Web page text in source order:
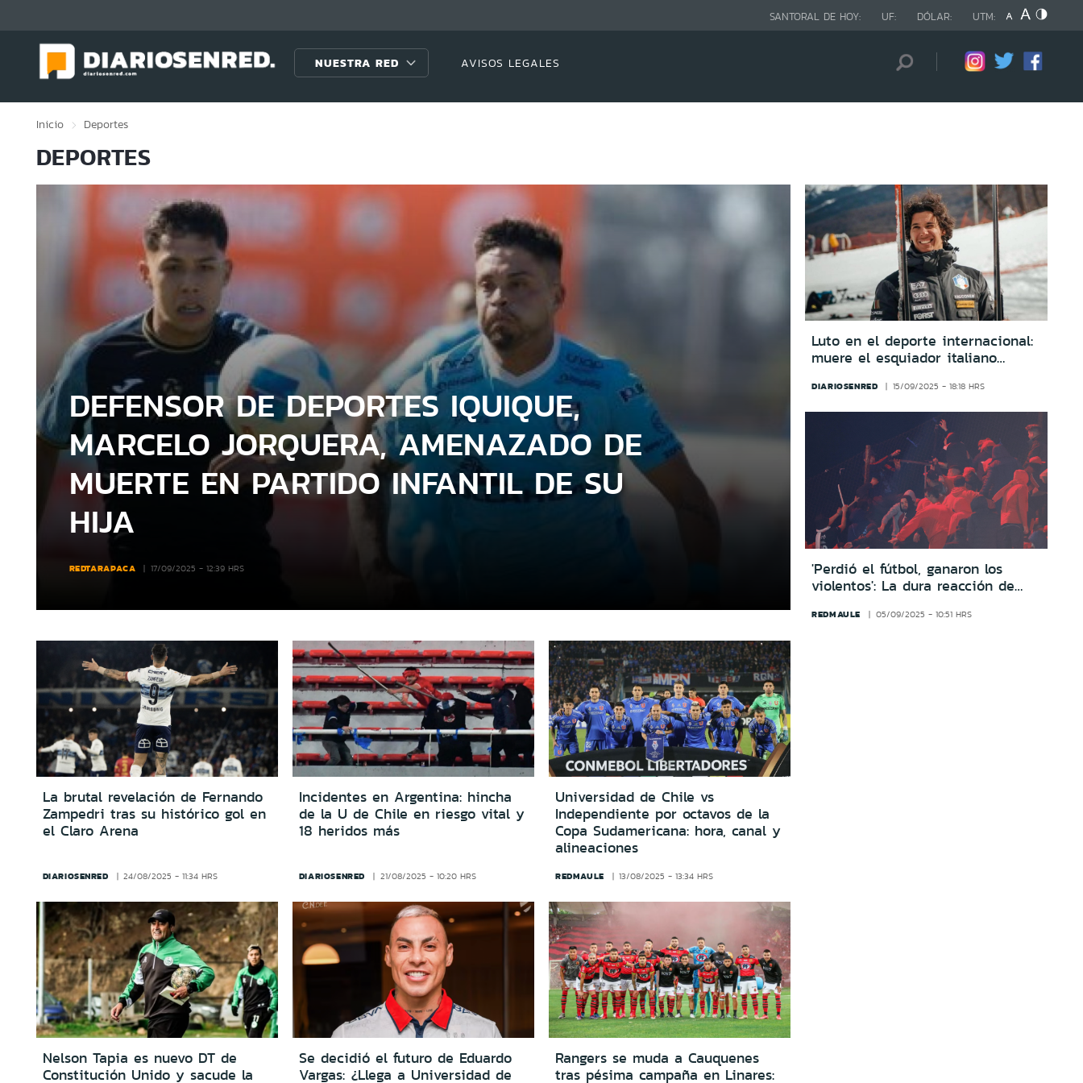
SANTORAL DE HOY: UF: DÓLAR: UTM:
NUESTRA RED AVISOS LEGALES
Inicio Deportes
DEPORTES
DEFENSOR DE DEPORTES IQUIQUE,
MARCELO JORQUERA, AMENAZADO DE
MUERTE EN PARTIDO INFANTIL DE SU
HIJA
REDTARAPACA 17/09/2025 - 12:39 HRS
Luto en el deporte internacional:
muere el esquiador italiano
La Parva
DIARIOSENRED 15/09/2025 - 18:18 HRS
'Perdió el fútbol, ganaron los
violentos': La dura reacción de
descalificado de la Sudamericana
REDMAULE 05/09/2025 - 10:51 HRS
La brutal revelación de Fernando
Zampedri tras su histórico gol en
el Claro Arena
DIARIOSENRED 24/08/2025 - 11:34 HRS
Incidentes en Argentina: hincha
de la U de Chile en riesgo vital y
18 heridos más
DIARIOSENRED 21/08/2025 - 10:20 HRS
Universidad de Chile vs
Independiente por octavos de la
Copa Sudamericana: hora, canal y
alineaciones
REDMAULE 13/08/2025 - 13:34 HRS
Nelson Tapia es nuevo DT de
Constitución Unido y sacude la
Se decidió el futuro de Eduardo
Vargas: ¿Llega a Universidad de
Rangers se muda a Cauquenes
tras pésima campaña en Linares: